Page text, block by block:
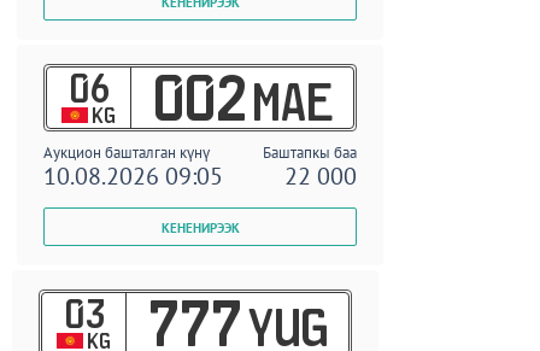
06
KG 002 MAE
Аукцион башталган күнү Баштапкы баа
10.08.2026 09:05 22 000
03
KG 777 YUG